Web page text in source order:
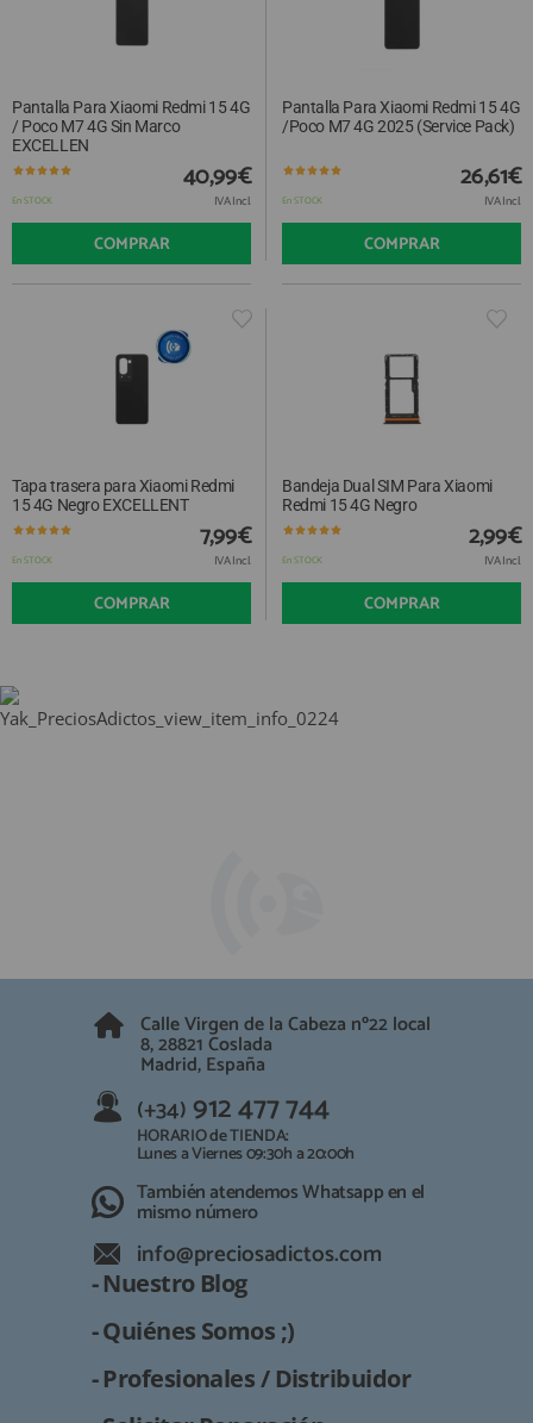
Pantalla Para Xiaomi Redmi 15 4G
/ Poco M7 4G Sin Marco
EXCELLEN
En STOCK
40,99€
IVA Incl.
COMPRAR
Pantalla Para Xiaomi Redmi 15 4G
/Poco M7 4G 2025 (Service Pack)
En STOCK
26,61€
IVA Incl.
COMPRAR
Tapa trasera para Xiaomi Redmi
15 4G Negro EXCELLENT
En STOCK
7,99€
IVA Incl.
COMPRAR
Bandeja Dual SIM Para Xiaomi
Redmi 15 4G Negro
En STOCK
2,99€
IVA Incl.
COMPRAR
Calle Virgen de la Cabeza nº22 local
8, 28821 Coslada
Madrid, España
(+34) 912 477 744
HORARIO de TIENDA:
Lunes a Viernes 09:30h a 20:00h
También atendemos Whatsapp en el
mismo número
info@preciosadictos.com
- Nuestro Blog
- Quiénes Somos ;)
- Profesionales / Distribuidor